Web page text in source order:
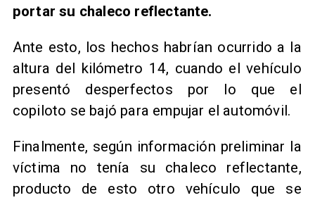
portar su chaleco reflectante.
Ante esto, los hechos habrían ocurrido a la
altura del kilómetro 14, cuando el vehículo
presentó desperfectos por lo que el
copiloto se bajó para empujar el automóvil.
Finalmente, según información preliminar la
víctima no tenía su chaleco reflectante,
producto de esto otro vehículo que se